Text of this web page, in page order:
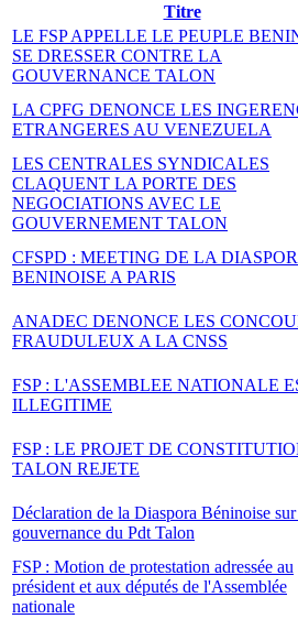
Titre
LE FSP APPELLE LE PEUPLE
SE DRESSER CONTRE LA
GOUVERNANCE TALON
LA CPFG DENONCE LES
ETRANGERES AU VENEZUELA
LES CENTRALES SYNDICALES
CLAQUENT LA PORTE DES
NEGOCIATIONS AVEC LE
GOUVERNEMENT TALON
CFSPD : MEETING DE LA
BENINOISE A PARIS
ANADEC DENONCE LES
FRAUDULEUX A LA CNSS
FSP : L'ASSEMBLEE NATIONALE
ILLEGITIME
FSP : LE PROJET DE
TALON REJETE
Déclaration de la Diaspora Béninoise sur
gouvernance du Pdt Talon
FSP : Motion de protestation adressée au
président et aux députés de l'Assemblée
nationale